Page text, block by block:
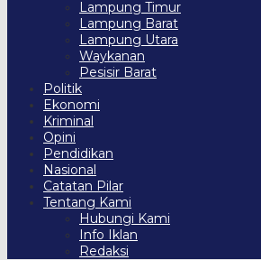
Lampung Timur
Lampung Barat
Lampung Utara
Waykanan
Pesisir Barat
Politik
Ekonomi
Kriminal
Opini
Pendidikan
Nasional
Catatan Pilar
Tentang Kami
Hubungi Kami
Info Iklan
Redaksi